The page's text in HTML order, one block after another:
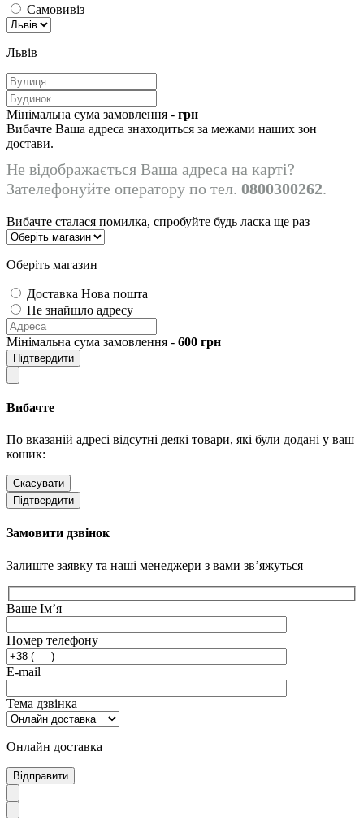
Самовивіз
Львів
Мінімальна сума замовлення - грн
Вибачте Ваша адреса знаходиться за межами наших зон
достави.
Не відображається Ваша адреса на карті?
Зателефонуйте оператору по тел. 0800300262.
Вибачте сталася помилка, спробуйте будь ласка ще раз
Оберіть магазин
Доставка Нова пошта
Не знайшло адресу
Мінімальна сума замовлення - 600 грн
Підтвердити
Вибачте
По вказаній адресі відсутні деякі товари, які були додані у ваш
кошик:
Скасувати
Підтвердити
Замовити дзвінок
Залиште заявку та наші менеджери з вами зв’яжуться
Ваше Ім’я
Номер телефону
E-mail
Тема дзвінка
Онлайн доставка
Відправити